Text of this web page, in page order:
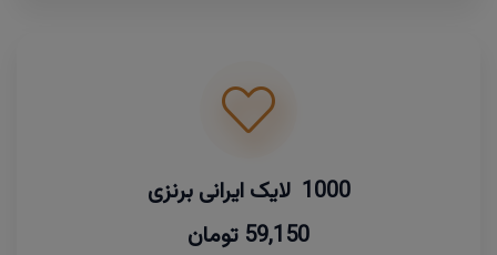
1000 لایک ایرانی برنزی
59,150 تومان